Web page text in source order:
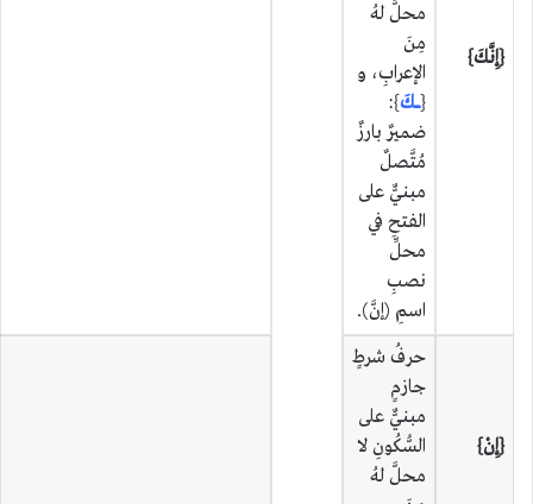
{إِنَّكَ}
محلَّ لهُ
مِنَ
الإعرابِ، و
{ــــكَ}:
ضميرٌ بارزٌ
مُتَّصلٌ
مبنيٌّ على
الفتحِ في
محلِّ
نصبِ
اسمِ (إنَّ).
{إِنْ}
حرفُ شرطٍ
جازمٍ
مبنيٌّ على
السُّكُونِ لا
محلَّ لهُ